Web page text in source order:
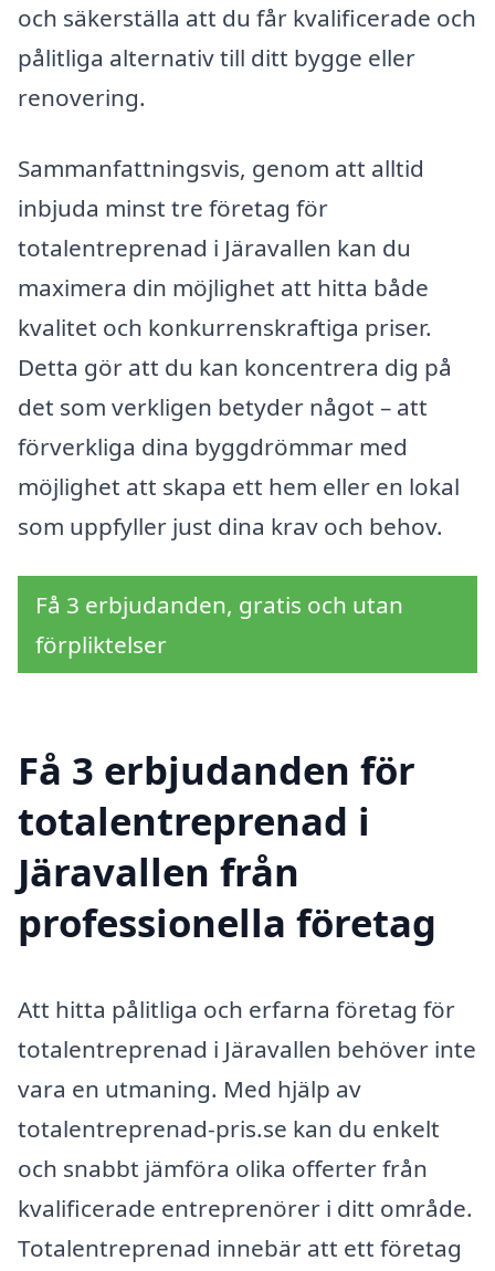
och säkerställa att du får kvalificerade och
pålitliga alternativ till ditt bygge eller
renovering.
Sammanfattningsvis, genom att alltid
inbjuda minst tre företag för
totalentreprenad i Järavallen kan du
maximera din möjlighet att hitta både
kvalitet och konkurrenskraftiga priser.
Detta gör att du kan koncentrera dig på
det som verkligen betyder något – att
förverkliga dina byggdrömmar med
möjlighet att skapa ett hem eller en lokal
som uppfyller just dina krav och behov.
Få 3 erbjudanden, gratis och utan
förpliktelser
Få 3 erbjudanden för
totalentreprenad i
Järavallen från
professionella företag
Att hitta pålitliga och erfarna företag för
totalentreprenad i Järavallen behöver inte
vara en utmaning. Med hjälp av
totalentreprenad-pris.se kan du enkelt
och snabbt jämföra olika offerter från
kvalificerade entreprenörer i ditt område.
Totalentreprenad innebär att ett företag